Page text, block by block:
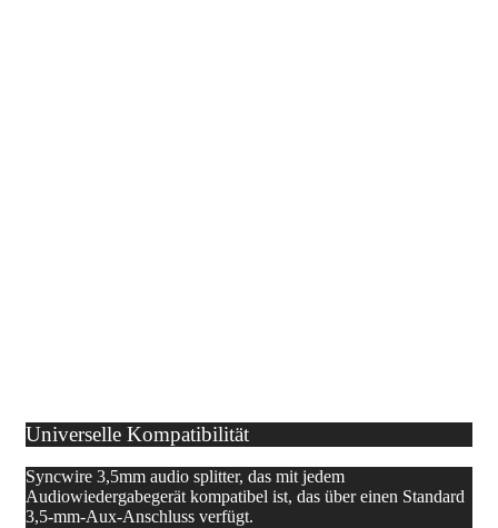
Universelle Kompatibilität
Syncwire 3,5mm audio splitter, das mit jedem
Audiowiedergabegerät kompatibel ist, das über einen Standard
3,5-mm-Aux-Anschluss verfügt.